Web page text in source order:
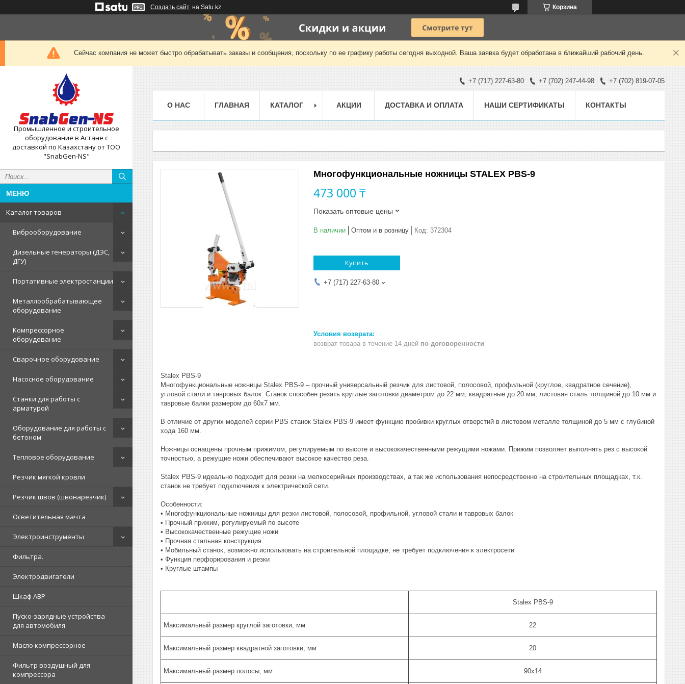
Создать сайт на Satu.kz Корзина
Сейчас компания не может быстро обрабатывать заказы и сообщения, поскольку по ее графику работы сегодня выходной. Ваша заявка будет обработана в ближайший рабочий день.
Промышленное и строительное
оборудование в Астане с
доставкой по Казахстану от ТОО
"SnabGen-NS"
Каталог товаров
Виброоборудование
Дизельные генераторы (ДЭС,
ДГУ)
Портативные электростанции
Металлообрабатывающее
оборудование
Компрессорное
оборудование
Сварочное оборудование
Насосное оборудование
Станки для работы с
арматурой
Оборудование для работы с
бетоном
Тепловое оборудование
Резчик мягкой кровли
Резчик швов (швонарезчик)
Осветительная мачта
Электроинструменты
Фильтра.
Электродвигатели
Шкаф АВР
Пуско-зарядные устройства
для автомобиля
Масло компрессорное
Фильтр воздушный для
компрессора
+7 (717) 227-63-80 +7 (702) 247-44-98 +7 (702) 819-07-05
О НАС ГЛАВНАЯ КАТАЛОГ АКЦИИ ДОСТАВКА И ОПЛАТА НАШИ СЕРТИФИКАТЫ КОНТАКТЫ
Многофункциональные ножницы STALEX PBS-9
473 000 ₸
Показать оптовые цены
В наличии Оптом и в розницу Код: 372304
Купить
+7 (717) 227-63-80
возврат товара в течение 14 дней по договоренности
Stalex PBS-9
Многофункциональные ножницы Stalex PBS-9 – прочный универсальный резчик для листовой, полосовой, профильной (круглое, квадратное сечение),
угловой стали и тавровых балок. Станок способен резать круглые заготовки диаметром до 22 мм, квадратные до 20 мм, листовая сталь толщиной до 10 мм и
тавровые балки размером до 60х7 мм.
В отличие от других моделей серии PBS станок Stalex PBS-9 имеет функцию пробивки круглых отверстий в листовом металле толщиной до 5 мм с глубиной
хода 160 мм.
Ножницы оснащены прочным прижимом, регулируемым по высоте и высококачественными режущими ножами. Прижим позволяет выполнять рез с высокой
точностью, а режущие ножи обеспечивают высокое качество реза.
Stalex PBS-9 идеально подходит для резки на мелкосерийных производствах, а так же использования непосредственно на строительных площадках, т.к.
станок не требует подключения к электрической сети.
Особенности:
• Многофункциональные ножницы для резки листовой, полосовой, профильной, угловой стали и тавровых балок
• Прочный прижим, регулируемый по высоте
• Высококачественные режущие ножи
• Прочная стальная конструкция
• Мобильный станок, возможно использовать на строительной площадке, не требует подключения к электросети
• Функция перфорирования и резки
• Круглые штампы
Stalex PBS-9
Максимальный размер круглой заготовки, мм 22
Максимальный размер квадратной заготовки, мм 20
Максимальный размер полосы, мм 90х14